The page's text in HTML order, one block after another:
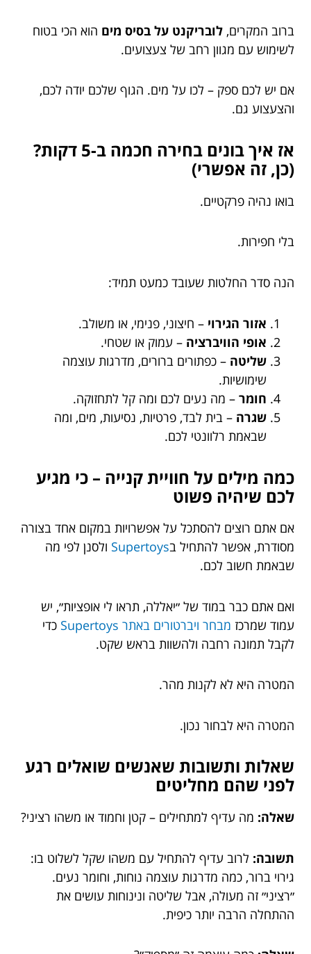
ברוב המקרים, לובריקנט על בסיס מים הוא הכי בטוח
לשימוש עם מגוון רחב של צעצועים.
אם יש לכם ספק – לכו על מים. הגוף שלכם יודה לכם,
והצעצוע גם.
אז איך בונים בחירה חכמה ב-5 דקות?
(כן, זה אפשרי)
בואו נהיה פרקטיים.
בלי חפירות.
הנה סדר החלטות שעובד כמעט תמיד:
אזור הגירוי – חיצוני, פנימי, או משולב.
אופי הוויברציה – עמוק או שטחי.
שליטה – כפתורים ברורים, מדרגות עוצמה
שימושיות.
חומר – מה נעים לכם ומה קל לתחזוקה.
שגרה – בית לבד, פרטיות, נסיעות, מים, ומה
שבאמת רלוונטי לכם.
כמה מילים על חוויית קנייה – כי מגיע
לכם שיהיה פשוט
אם אתם רוצים להסתכל על אפשרויות במקום אחד בצורה
מסודרת, אפשר להתחיל בSupertoys ולסנן לפי מה
שבאמת חשוב לכם.
ואם אתם כבר במוד של ״יאללה, תראו לי אופציות״, יש
עמוד שמרכז מבחר ויברטורים באתר Supertoys
כדי
לקבל תמונה רחבה ולהשוות בראש שקט.
המטרה היא לא לקנות מהר.
המטרה היא לבחור נכון.
שאלות ותשובות שאנשים שואלים רגע
לפני שהם מחליטים
שאלה: מה עדיף למתחילים – קטן וחמוד או משהו רציני?
תשובה: לרוב עדיף להתחיל עם משהו שקל לשלוט בו:
גירוי ברור, כמה מדרגות עוצמה נוחות, וחומר נעים.
״רציני״ זה מעולה, אבל שליטה ונינוחות עושים את
ההתחלה הרבה יותר כיפית.